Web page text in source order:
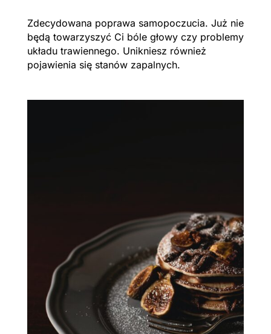
Zdecydowana poprawa samopoczucia. Już nie
będą towarzyszyć Ci bóle głowy czy problemy
układu trawiennego. Unikniesz również
pojawienia się stanów zapalnych.